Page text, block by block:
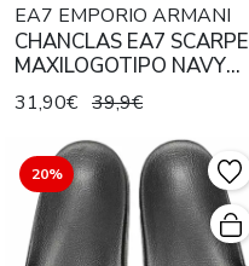
EA7 EMPORIO ARMANI
CHANCLAS EA7 SCARPE
MAXILOGOTIPO NAVY
BLUE
31,90€ 39,9€
20%